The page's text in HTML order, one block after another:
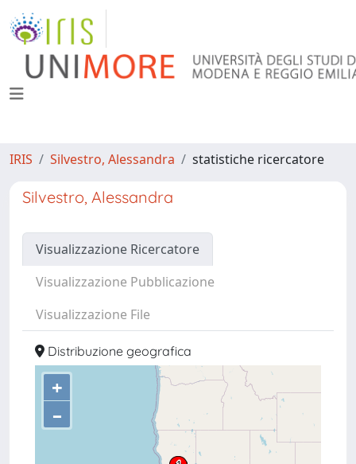
IRIS Silvestro, Alessandra statistiche ricercatore
Silvestro, Alessandra
Visualizzazione Ricercatore
Visualizzazione Pubblicazione
Visualizzazione File
Distribuzione geografica
+
–